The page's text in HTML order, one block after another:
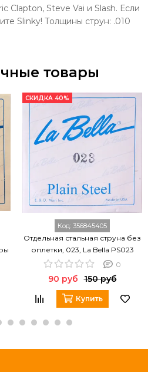
Clapton, Steve Vai и Slash. Если
Slinky! Толщины струн: .010
товары
СКИДКА 40%
Код: 356845405
Отдельная стальная струна без
оплетки, 023, La Bella PS023
0
90 руб 150 руб
Купить